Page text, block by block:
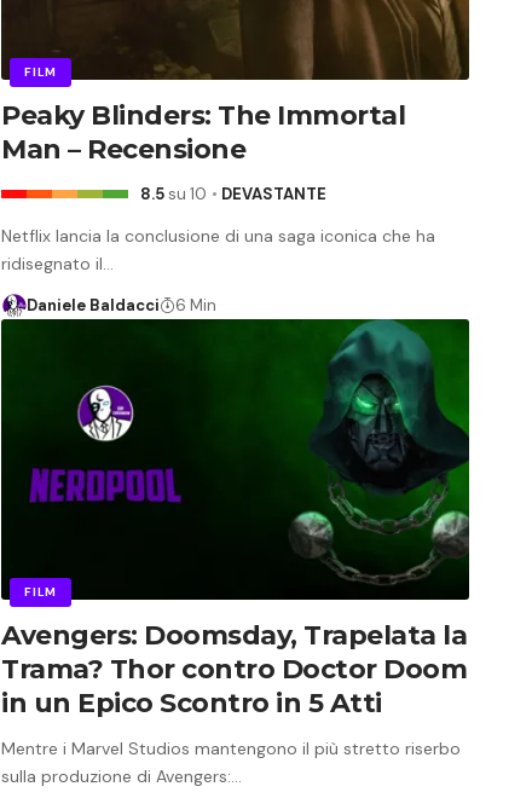
FILM
Peaky Blinders: The Immortal
Man – Recensione
8.5su 10 DEVASTANTE
Netflix lancia la conclusione di una saga iconica che ha
ridisegnato il…
Daniele Baldacci 6 Min
FILM
Avengers: Doomsday, Trapelata la
Trama? Thor contro Doctor Doom
in un Epico Scontro in 5 Atti
Mentre i Marvel Studios mantengono il più stretto riserbo
sulla produzione di Avengers:…